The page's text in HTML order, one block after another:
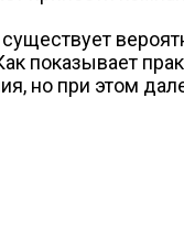
показывает
но при этом